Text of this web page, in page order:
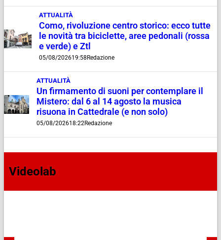
ATTUALITÀ
Como, rivoluzione centro storico: ecco tutte
le novità tra biciclette, aree pedonali (rossa
e verde) e Ztl
05/08/202619:58 Redazione
ATTUALITÀ
Un firmamento di suoni per contemplare il
Mistero: dal 6 al 14 agosto la musica
risuona in Cattedrale (e non solo)
05/08/202618:22Redazione
Videolab